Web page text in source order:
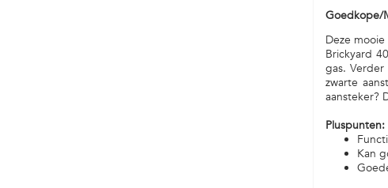
Goedkope/
Deze
Brickyard
gas.
zwarte
aansteker?
Pluspunten:
Kan